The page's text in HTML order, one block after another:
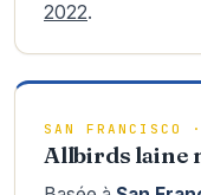
2022.
SAN FRANCISCO
Allbirds laine